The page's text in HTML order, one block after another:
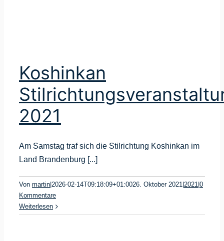
Koshinkan
2021
Am Samstag traf sich die Stilrichtung Koshinkan im
Land Brandenburg [...]
Von martin 2026-02-14T09:18:09+01:0026. Oktober 2021 2021 0
Kommentare
Weiterlesen